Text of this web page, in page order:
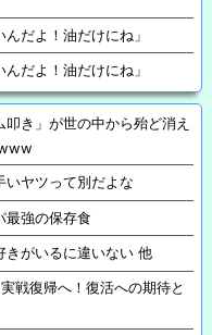
だよ！油だけにね」
だよ！油だけにね」
叩き」が世の中から殆ど消え
いヤツって別だよな
最強の保存食
きがいるに違いない 他
戦復帰へ！復活への期待と